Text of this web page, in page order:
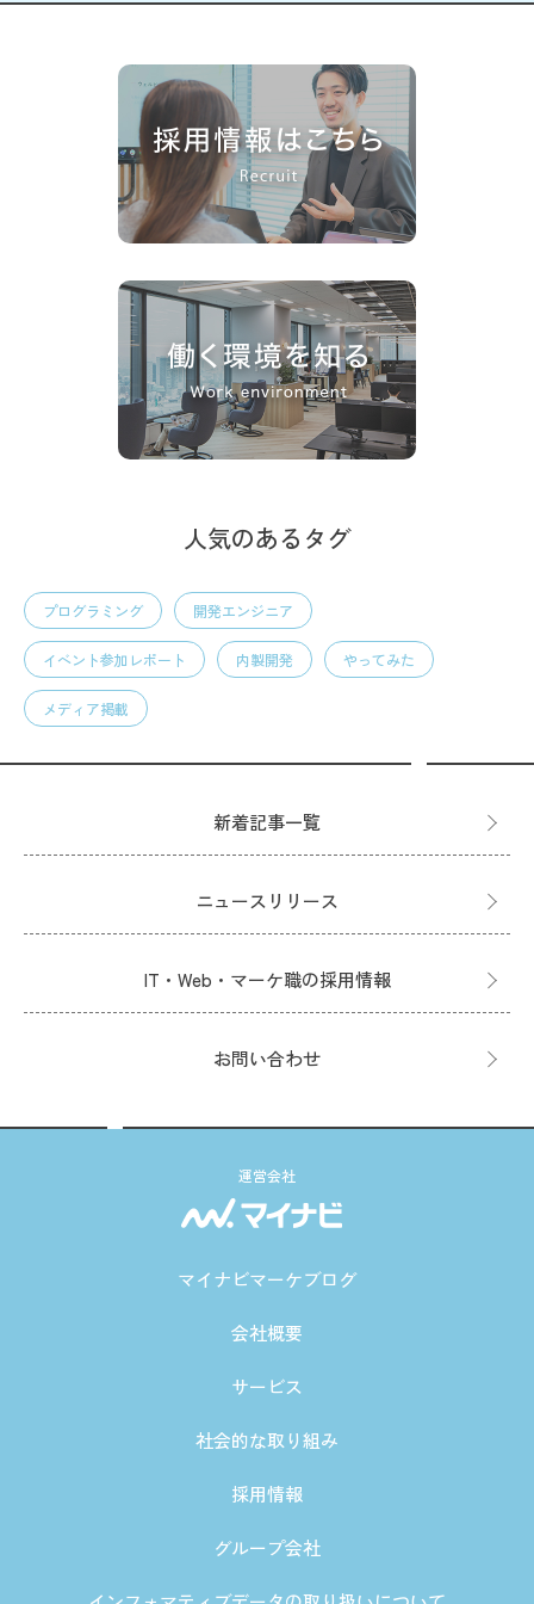
人気のあるタグ
プログラミング 開発エンジニア
イベント参加レポート 内製開発 やってみた
メディア掲載
新着記事一覧
ニュースリリース
IT・Web・マーケ職の採用情報
お問い合わせ
運営会社
マイナビマーケブログ
会社概要
サービス
社会的な取り組み
採用情報
グループ会社